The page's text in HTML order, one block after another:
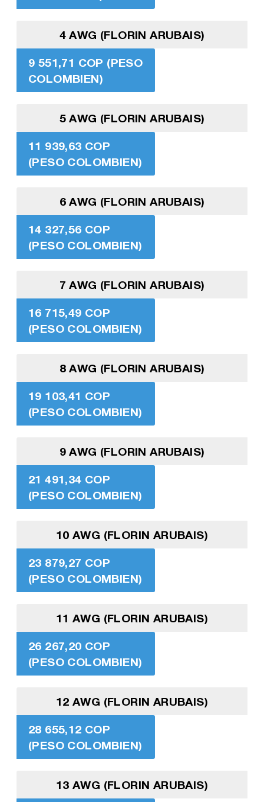
4 AWG (FLORIN ARUBAIS)
9 551,71 COP (PESO
COLOMBIEN)
5 AWG (FLORIN ARUBAIS)
11 939,63 COP
(PESO COLOMBIEN)
6 AWG (FLORIN ARUBAIS)
14 327,56 COP
(PESO COLOMBIEN)
7 AWG (FLORIN ARUBAIS)
16 715,49 COP
(PESO COLOMBIEN)
8 AWG (FLORIN ARUBAIS)
19 103,41 COP
(PESO COLOMBIEN)
9 AWG (FLORIN ARUBAIS)
21 491,34 COP
(PESO COLOMBIEN)
10 AWG (FLORIN ARUBAIS)
23 879,27 COP
(PESO COLOMBIEN)
11 AWG (FLORIN ARUBAIS)
26 267,20 COP
(PESO COLOMBIEN)
12 AWG (FLORIN ARUBAIS)
28 655,12 COP
(PESO COLOMBIEN)
13 AWG (FLORIN ARUBAIS)